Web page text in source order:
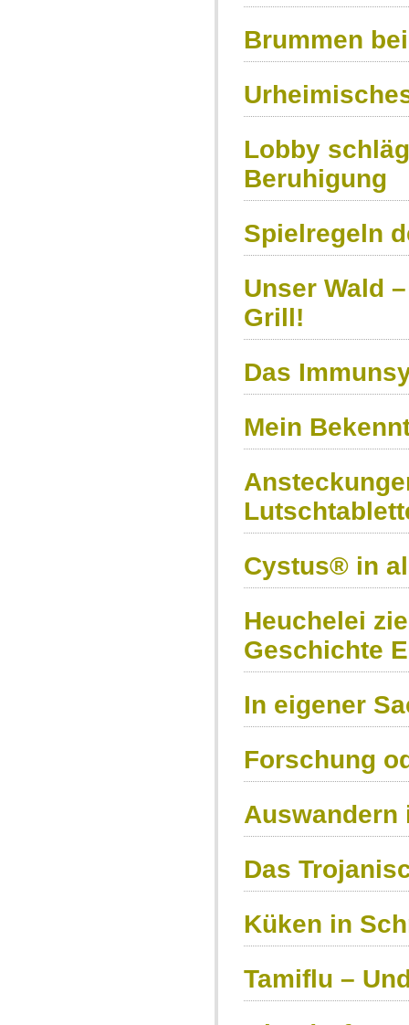
Brummen
Lobby
Beruhigung
Spielregeln
Unser Wald
Grill!
Das
Mein
Cystus® in
Heuchelei
Geschichte
In eigener
Forschung
Das
Küken in
Tamiflu –